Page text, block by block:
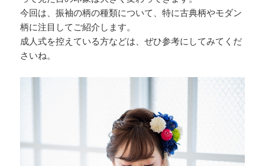
今回は、振袖の柄の種類について、特に古典柄やモダン
柄に注目してご紹介します。
成人式を控えている方などは、ぜひ参考にしてみてくだ
さいね。